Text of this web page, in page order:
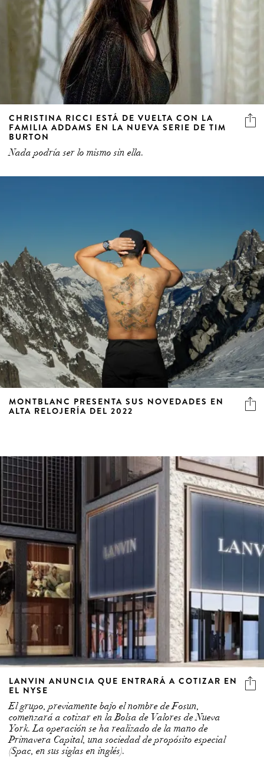
CHRISTINA RICCI ESTÁ DE VUELTA CON LA
FAMILIA ADDAMS EN LA NUEVA SERIE DE TIM
BURTON
Nada podría ser lo mismo sin ella.
MONTBLANC PRESENTA SUS NOVEDADES EN
ALTA RELOJERÍA DEL 2022
LANVIN ANUNCIA QUE ENTRARÁ A COTIZAR EN
EL NYSE
El grupo, previamente bajo el nombre de Fosun,
comenzará a cotizar en la Bolsa de Valores de Nueva
York. La operación se ha realizado de la mano de
Primavera Capital, una sociedad de propósito especial
(Spac, en sus siglas en inglés).